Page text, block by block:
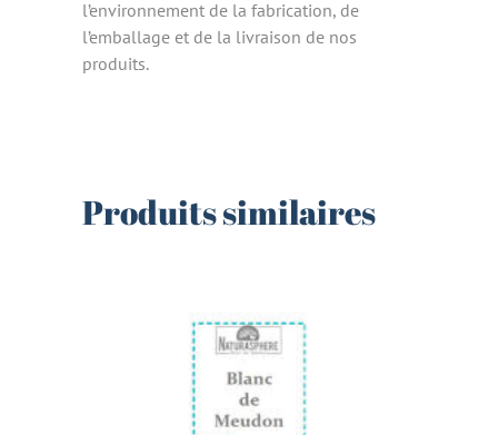
l’environnement de la fabrication, de
l’emballage et de la livraison de nos
produits.
Produits similaires